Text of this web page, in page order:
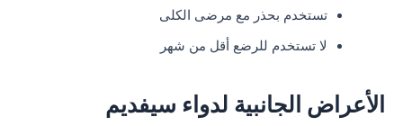
تستخدم بحذر مع مرضى الكلى
لا تستخدم للرضع أقل من شهر
الأعراض الجانبية لدواء سيفديم